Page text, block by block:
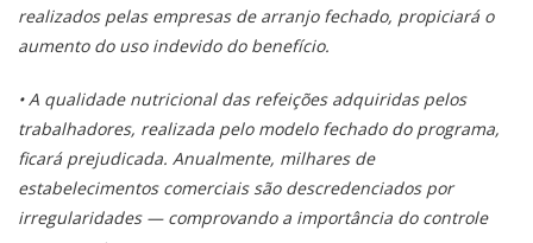
realizados pelas empresas de arranjo fechado, propiciará o
aumento do uso indevido do benefício.
• A qualidade nutricional das refeições adquiridas pelos
trabalhadores, realizada pelo modelo fechado do programa,
ficará prejudicada. Anualmente, milhares de
estabelecimentos comerciais são descredenciados por
irregularidades — comprovando a importância do controle